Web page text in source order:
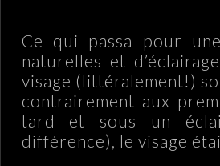
Ce qui passa pour
naturelles et
visage (littéralement!)
contrairement aux
tard et sous un
différence), le visage